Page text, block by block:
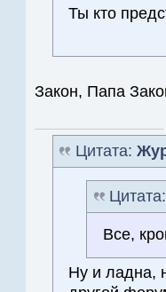
Ты кто
Закон, Папа
Цитата:
Все,
Ну и ладна,